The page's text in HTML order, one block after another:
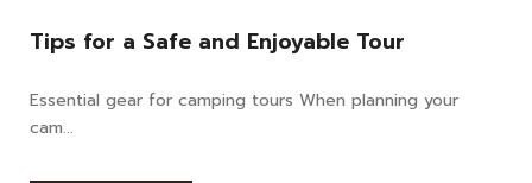
Tips for a Safe and Enjoyable Tour
Essential gear for camping tours When planning your
cam...